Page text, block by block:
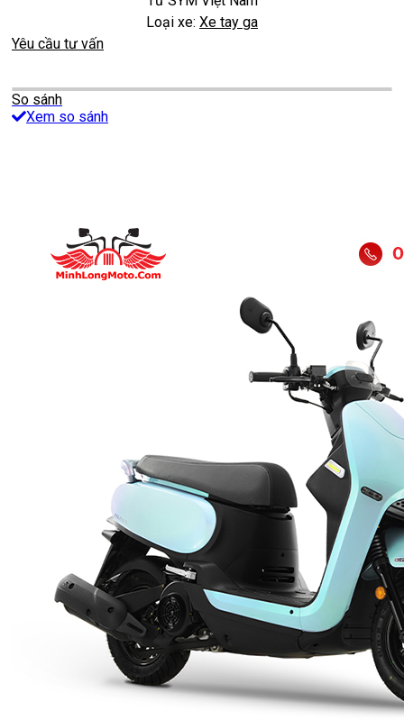
Loại xe: Xe tay ga
Yêu cầu tư vấn
So sánh
Xem so sánh